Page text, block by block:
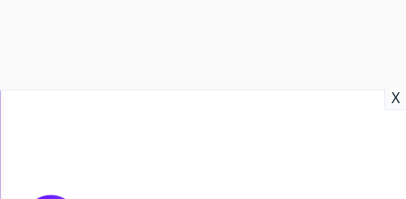
X